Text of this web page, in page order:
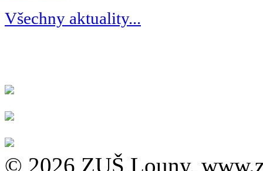
Všechny aktuality...
© 2026 ZUŠ Louny,